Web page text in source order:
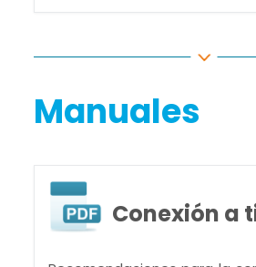
Manuales
Conexión a